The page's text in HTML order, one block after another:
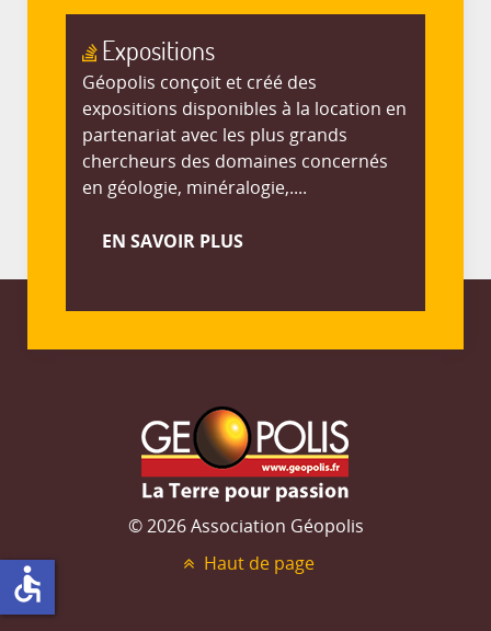
Expositions
Géopolis conçoit et créé des
expositions disponibles à la location en
partenariat avec les plus grands
chercheurs des domaines concernés
en géologie, minéralogie,....
EN SAVOIR PLUS
© 2026 Association Géopolis
Haut de page
accessible